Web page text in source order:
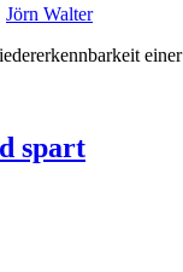
Jörn Walter
spart